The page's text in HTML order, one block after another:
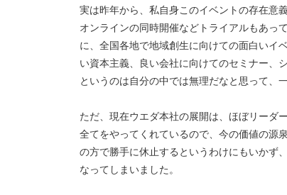
実は昨年から、私自身このイベントの存在意
オンラインの同時開催などトライアルもあっ
に、全国各地で地域創生に向けての面白いイ
い資本主義、良い会社に向けてのセミナー、
というのは自分の中では無理だなと思って、
ただ、現在ウエダ本社の展開は、ほぼリーダ
全てをやってくれているので、今の価値の源
の方で勝手に休止するというわけにもいかず
なってしまいました。